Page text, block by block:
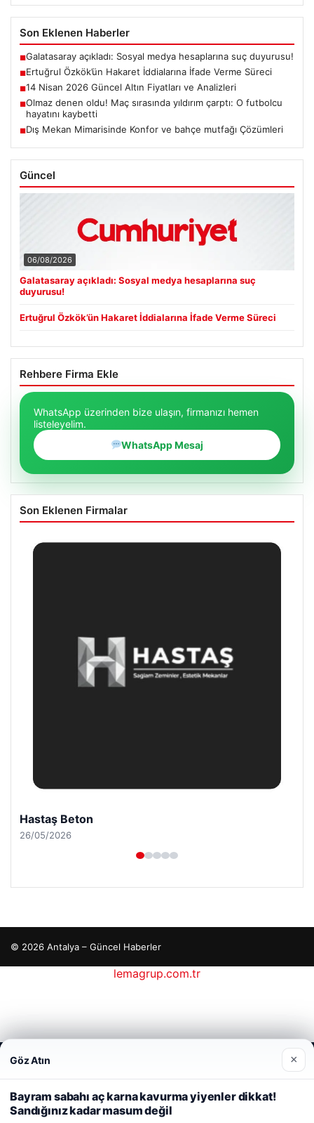
Son Eklenen Haberler
■Galatasaray açıkladı: Sosyal medya hesaplarına suç duyurusu!
■Ertuğrul Özkök’ün Hakaret İddialarına İfade Verme Süreci
■14 Nisan 2026 Güncel Altın Fiyatları ve Analizleri
■Olmaz denen oldu! Maç sırasında yıldırım çarptı: O futbolcu
hayatını kaybetti
■Dış Mekan Mimarisinde Konfor ve bahçe mutfağı Çözümleri
Güncel
06/08/2026
Galatasaray açıkladı: Sosyal medya hesaplarına suç
duyurusu!
Ertuğrul Özkök’ün Hakaret İddialarına İfade Verme Süreci
Rehbere Firma Ekle
WhatsApp üzerinden bize ulaşın, firmanızı hemen
listeleyelim.
WhatsApp Mesaj
Son Eklenen Firmalar
Hastaş Beton
26/05/2026
© 2026 Antalya – Güncel Haberler
Web sitemizi nasıl kullandığınızı daha iyi anlayabilmek,
deneyiminizi kişiselleştirmek ve geliştirmek amacıyla çerezler
kullanıyoruz.
Çerez Politikamız
Reddet Kabul Et
Göz Atın ×
Bayram sabahı aç karna kavurma yiyenler dikkat!
Sandığınız kadar masum değil
lemagrup.com.tr